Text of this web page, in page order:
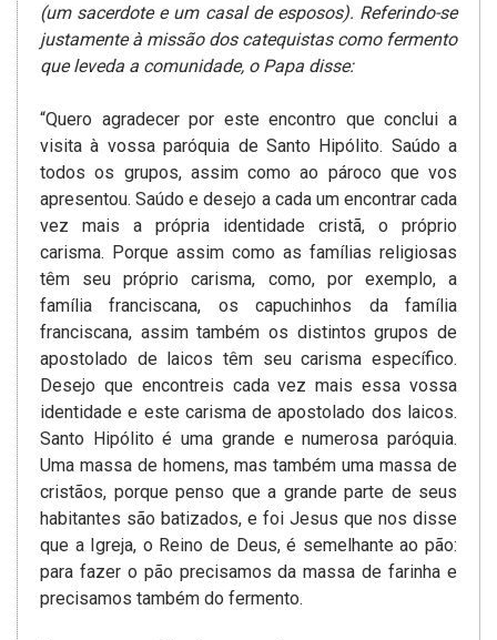
(um sacerdote e um casal de esposos). Referindo-se
justamente à missão dos catequistas como fermento
que leveda a comunidade, o Papa disse:
“Quero agradecer por este encontro que conclui a
visita à vossa paróquia de Santo Hipólito. Saúdo a
todos os grupos, assim como ao pároco que vos
apresentou. Saúdo e desejo a cada um encontrar cada
vez mais a própria identidade cristã, o próprio
carisma. Porque assim como as famílias religiosas
têm seu próprio carisma, como, por exemplo, a
família franciscana, os capuchinhos da família
franciscana, assim também os distintos grupos de
apostolado de laicos têm seu carisma específico.
Desejo que encontreis cada vez mais essa vossa
identidade e este carisma de apostolado dos laicos.
Santo Hipólito é uma grande e numerosa paróquia.
Uma massa de homens, mas também uma massa de
cristãos, porque penso que a grande parte de seus
habitantes são batizados, e foi Jesus que nos disse
que a Igreja, o Reino de Deus, é semelhante ao pão:
para fazer o pão precisamos da massa de farinha e
precisamos também do fermento.